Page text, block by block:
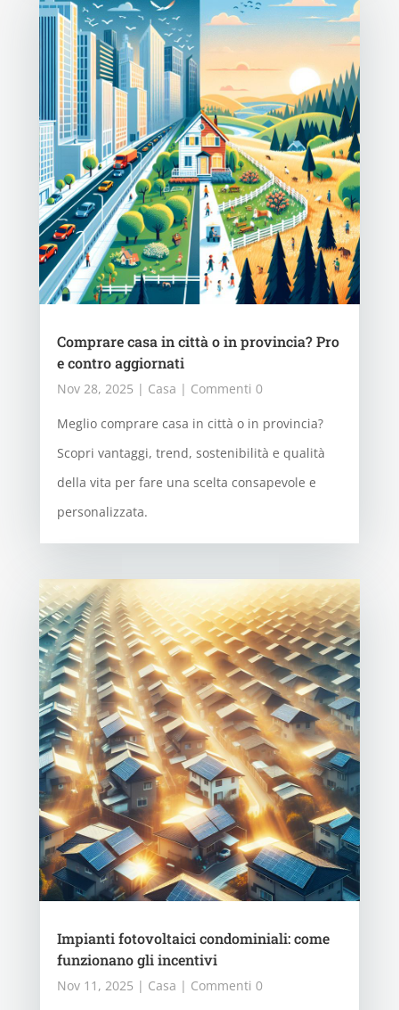
Comprare casa in città o in provincia? Pro
e contro aggiornati
Nov 28, 2025 | Casa | Commenti 0
Meglio comprare casa in città o in provincia?
Scopri vantaggi, trend, sostenibilità e qualità
della vita per fare una scelta consapevole e
personalizzata.
Impianti fotovoltaici condominiali: come
funzionano gli incentivi
Nov 11, 2025 | Casa | Commenti 0